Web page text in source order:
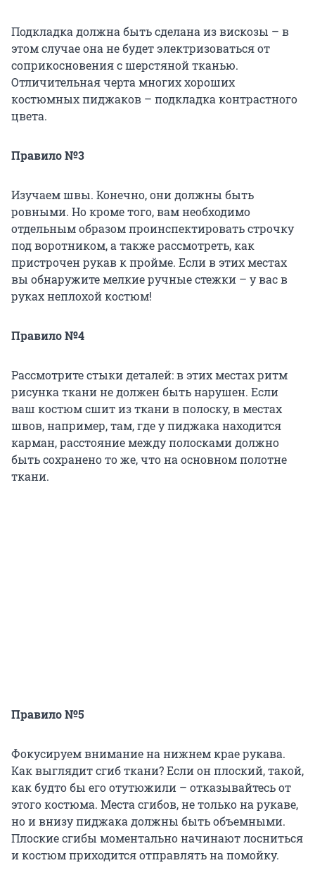
Подкладка должна быть сделана из вискозы – в
этом случае она не будет электризоваться от
соприкосновения с шерстяной тканью.
Отличительная черта многих хороших
костюмных пиджаков – подкладка контрастного
цвета.
Правило №3
Изучаем швы. Конечно, они должны быть
ровными. Но кроме того, вам необходимо
отдельным образом проинспектировать строчку
под воротником, а также рассмотреть, как
пристрочен рукав к пройме. Если в этих местах
вы обнаружите мелкие ручные стежки – у вас в
руках неплохой костюм!
Правило №4
Рассмотрите стыки деталей: в этих местах ритм
рисунка ткани не должен быть нарушен. Если
ваш костюм сшит из ткани в полоску, в местах
швов, например, там, где у пиджака находится
карман, расстояние между полосками должно
быть сохранено то же, что на основном полотне
ткани.
Правило №5
Фокусируем внимание на нижнем крае рукава.
Как выглядит сгиб ткани? Если он плоский, такой,
как будто бы его отутюжили – отказывайтесь от
этого костюма. Места сгибов, не только на рукаве,
но и внизу пиджака должны быть объемными.
Плоские сгибы моментально начинают лосниться
и костюм приходится отправлять на помойку.